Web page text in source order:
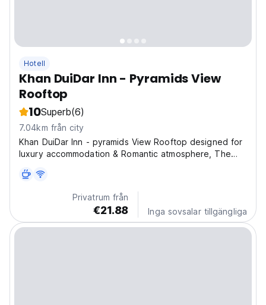
Hotell
Khan DuiDar Inn - Pyramids View
Rooftop
10Superb(6)
7.04km från city
Khan DuiDar Inn - pyramids View Rooftop designed for
luxury accommodation & Romantic atmosphere, The
Rooftop floor number 13th in one of the new buildings
in the pyramids area constructed in 2019 with...
Privatrum från
€21.88 Inga sovsalar tillgängliga